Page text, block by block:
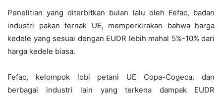
Penelitian yang diterbitkan bulan lalu oleh Fefac, badan
industri pakan ternak UE, memperkirakan bahwa harga
kedele yang sesuai dengan EUDR lebih mahal 5%-10% dari
harga kedele biasa.
Fefac, kelompok lobi petani UE Copa-Cogeca, dan
berbagai industri lain yang terkena dampak EUDR